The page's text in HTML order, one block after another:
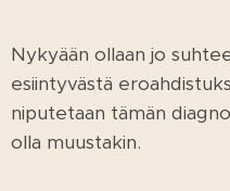
Nykyään ollaan jo
esiintyvästä
niputetaan tämän
olla muustakin.